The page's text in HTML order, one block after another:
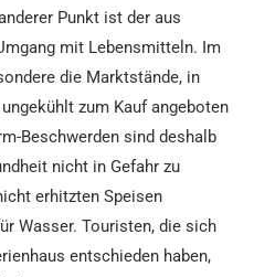
Punkt ist der aus
mit Lebensmitteln. Im
die Marktstände, in
zum Kauf angeboten
Beschwerden sind deshalb
nicht in Gefahr zu
erhitzten Speisen
Wasser. Touristen, die sich
entschieden haben,